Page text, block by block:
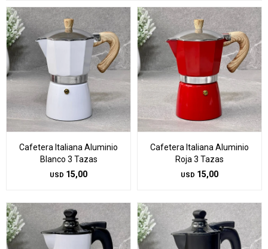
Cafetera Italiana Aluminio
Blanco 3 Tazas
USD 15,00
Cafetera Italiana Aluminio
Roja 3 Tazas
USD 15,00